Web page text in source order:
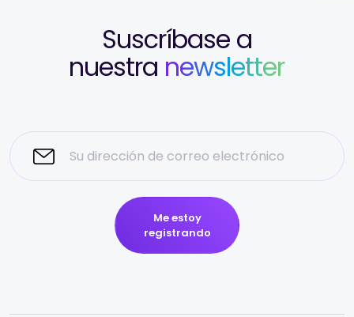
Suscríbase a
nuestra newsletter
Me estoy
registrando